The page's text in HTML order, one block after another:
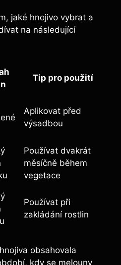
jaké hnojivo vybrat a⁤
na následující
Tip pro ‌použití
Aplikovat⁤ před
výsadbou
Používat dvakrát
měsíčně během
vegetace
Používat při
zakládání rostlin
obsahovala
kdy se melouny